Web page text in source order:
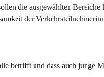
die ausgewählten
der
betrifft und dass auch junge